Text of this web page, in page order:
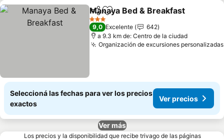
CompartirAñadir a favoritos
Manaya Bed & Breakfast
3 Estrellas
9,0 Excelente
642
a 9.3 km de: Centro de la ciudad
Organización de excursiones personalizadas
Seleccioná las fechas para ver los precios
exactos
Ver precios
Ver más
Los precios y la disponibilidad que recibe trivago de las páginas